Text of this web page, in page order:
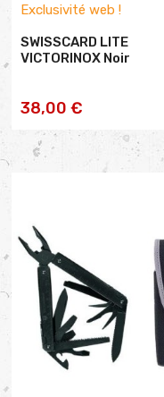
Exclusivité web !
SWISSCARD LITE
VICTORINOX Noir
38,00 €AJOUTER AU
PANIER